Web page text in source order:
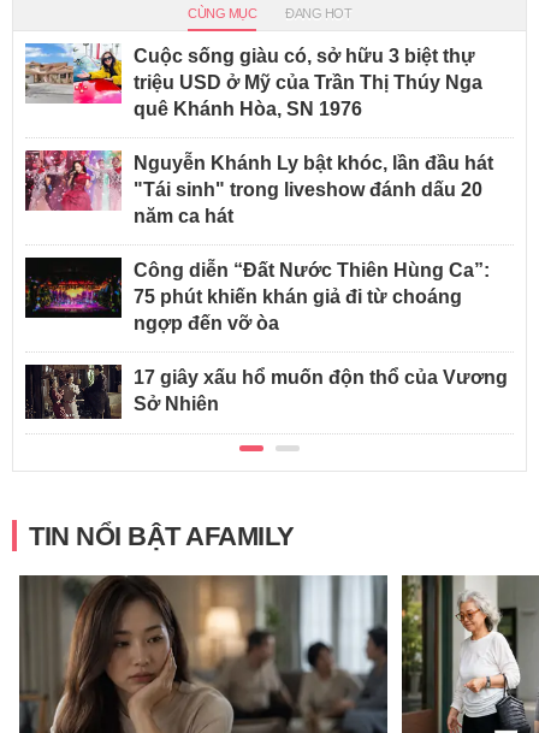
CÙNG MỤC ĐANG HOT
Cuộc sống giàu có, sở hữu 3 biệt thự
triệu USD ở Mỹ của Trần Thị Thúy Nga
quê Khánh Hòa, SN 1976
Nguyễn Khánh Ly bật khóc, lần đầu hát
"Tái sinh" trong liveshow đánh dấu 20
năm ca hát
Công diễn “Đất Nước Thiên Hùng Ca”:
75 phút khiến khán giả đi từ choáng
ngợp đến vỡ òa
17 giây xấu hổ muốn độn thổ của Vương
Sở Nhiên
TIN NỔI BẬT AFAMILY